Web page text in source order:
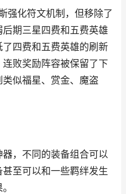
强化符文机制，但移除了
期三星四费和五费英雄
四费和五费英雄的刷新
败奖励阵容被保留了下
似福星、赏金、魔盗
，不同的装备组合可以
至可以和一些羁绊发生